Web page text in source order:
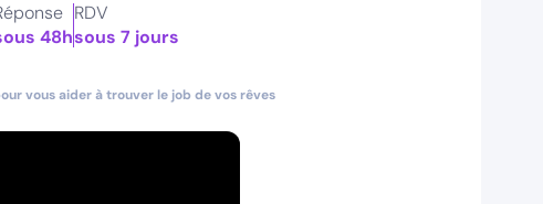
48h
RDV
sous 7 jours
vous aider à trouver le job de vos rêves